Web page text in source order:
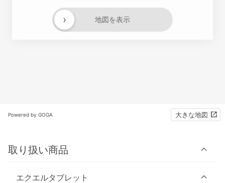
地図を表示
›
Powered by GOGA 大きな地図
取り扱い商品
エクエルタブレット